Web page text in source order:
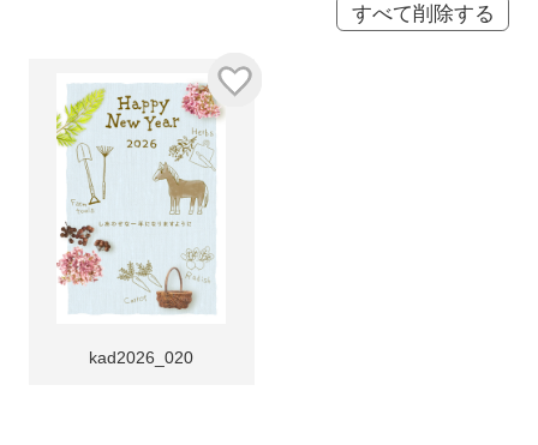
すべて削除する
kad2026_020